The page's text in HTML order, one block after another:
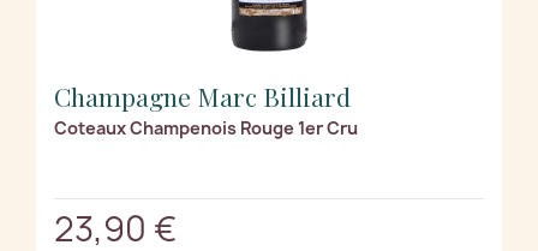
Champagne Marc Billiard
Coteaux Champenois Rouge 1er Cru
23,90 €